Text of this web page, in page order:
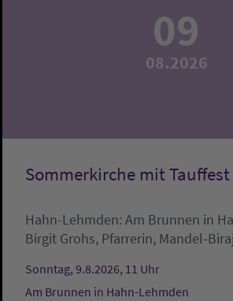
09
08.2026
Sommerkirche mit Tauffest
Hahn-Lehmden: Am Brunnen in
Birgit Grohs, Pfarrerin, Mandel-
Sonntag, 9.8.2026, 11 Uhr
Am Brunnen in Hahn-Lehmden